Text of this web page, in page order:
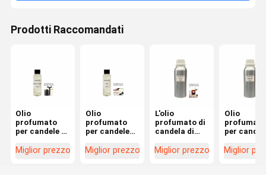
Prodotti Raccomandati
Olio
profumato
per candele ai
per la
Miglior prezzo
Olio
profumato
per candele
per candele,
Miglior prezzo
L'olio
profumato di
candela di
utilizza oli
Miglior prezzo
Olio
profumato
per
Miglior